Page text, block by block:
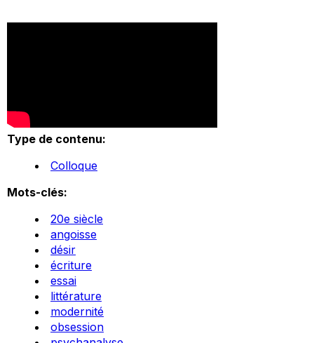
Type de contenu:
Colloque
Mots-clés:
20e siècle
angoisse
désir
écriture
essai
littérature
modernité
obsession